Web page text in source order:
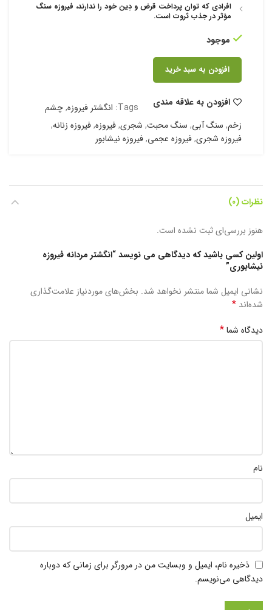
افرادی که توان پرداخت قرض و دِین خود را ندارند، فیروزه سنگ
مؤثر در جذب ثروت است.
موجود
افزودن به سبد خرید
افزودن به علاقه مندی Tags: انگشتر فیروزه,چشم
زخم, سنگ آبی, سنگ محبت, شجری,فیروزه,فیروزه زنانه,
فیروزه شجری,فیروزه عجمی,فیروزه نیشابور
نظرات (0)
هنوز بررسی‌ای ثبت نشده است.
اولین کسی باشید که دیدگاهی می نویسد “انگشتر مردانه فیروزه
نیشابوری”
نشانی ایمیل شما منتشر نخواهد شد. بخش‌های موردنیاز علامت‌گذاری
شده‌اند *
دیدگاه شما*
نام
ایمیل
ذخیره نام، ایمیل و وبسایت من در مرورگر برای زمانی که دوباره
دیدگاهی می‌نویسم.